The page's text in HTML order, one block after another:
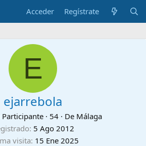
Acceder Regístrate
E
ejarrebola
· 54 · De Málaga
5 Ago 2012
visita 15 Ene 2025